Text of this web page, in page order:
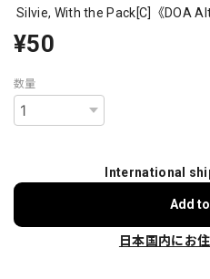
Silvie, With the Pack[C]《DOA
¥50
数量
International
Add
日本国内にお